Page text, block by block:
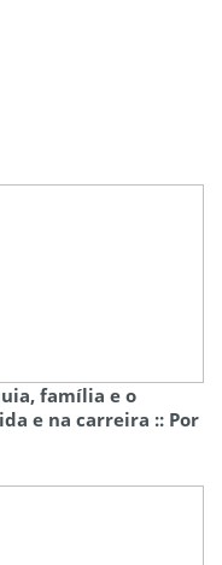
família e o
e na carreira :: Por